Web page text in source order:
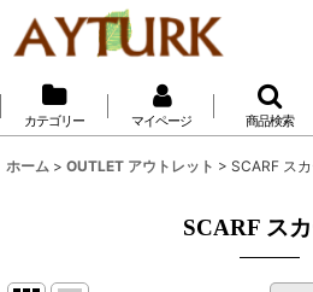
カテゴリー マイページ 商品検索
ホーム > OUTLET アウトレット > SCARF ス
SCARF ス